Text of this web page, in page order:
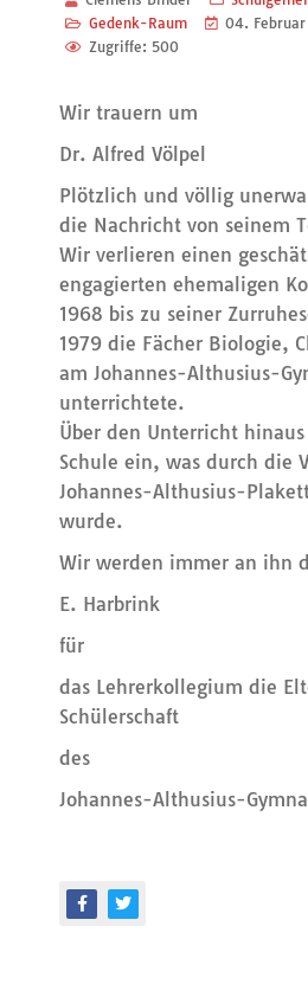
Gedenk-Raum
04.
Zugriffe: 500
Wir trauern um
Dr. Alfred Völpel
Plötzlich und völlig
die Nachricht von seinem
Wir verlieren einen
engagierten ehemaligen
1968 bis zu seiner
1979 die Fächer Biologie,
am Johannes-Althusius-
unterrichtete.
Über den Unterricht
Schule ein, was durch die
Johannes-Althusius-
wurde.
Wir werden immer an ihn
E. Harbrink
für
das Lehrerkollegium die
Schülerschaft
des
Johannes-Althusius-